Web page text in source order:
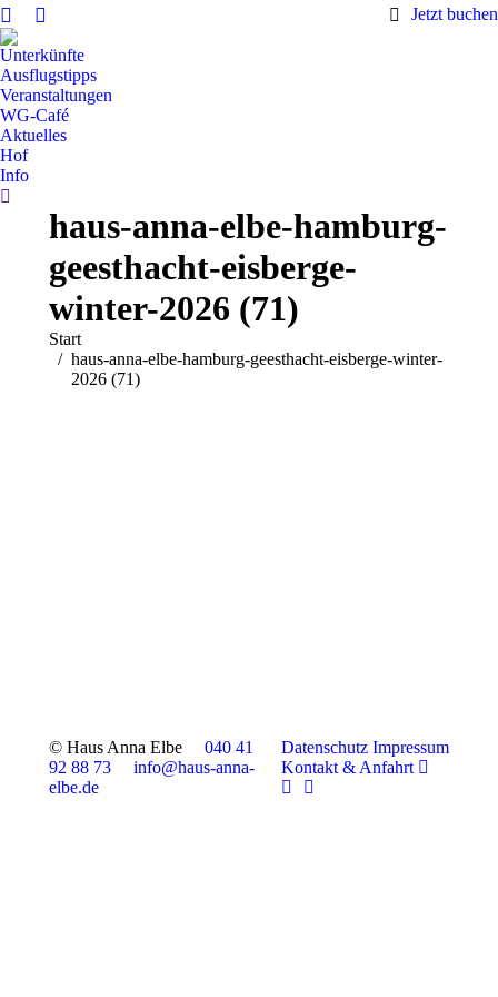
Jetzt buchen
Unterkünfte
Ausflugstipps
Veranstaltungen
WG-Café
Aktuelles
Hof
Info
Search:
haus-anna-elbe-hamburg-
geesthacht-eisberge-
winter-2026 (71)
Sie befinden sich hier:
Start
haus-anna-elbe-hamburg-geesthacht-eisberge-winter-
2026 (71)
© Haus Anna Elbe 040 41
92 88 73
info@haus-anna-
elbe.de
Datenschutz Impressum
Kontakt & Anfahrt